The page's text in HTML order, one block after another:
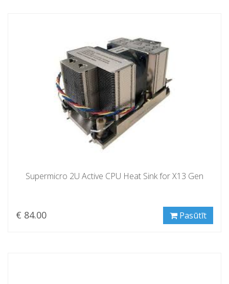
Supermicro 2U Active CPU Heat Sink for X13 Gen
€ 84.00 Pasūtīt